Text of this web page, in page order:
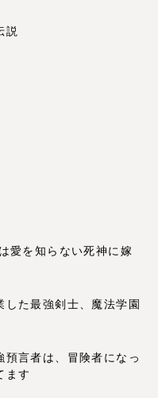
説
愛を知らない死神に嫁
た最強剣士、魔法学園
言者は、冒険者になっ
ます